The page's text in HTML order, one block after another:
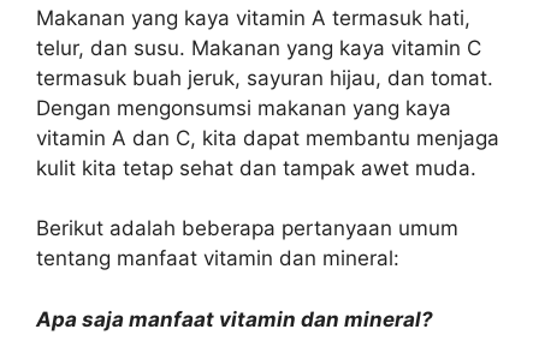
Makanan yang kaya vitamin A termasuk hati,
telur, dan susu. Makanan yang kaya vitamin C
termasuk buah jeruk, sayuran hijau, dan tomat.
Dengan mengonsumsi makanan yang kaya
vitamin A dan C, kita dapat membantu menjaga
kulit kita tetap sehat dan tampak awet muda.
Berikut adalah beberapa pertanyaan umum
tentang manfaat vitamin dan mineral:
Apa saja manfaat vitamin dan mineral?